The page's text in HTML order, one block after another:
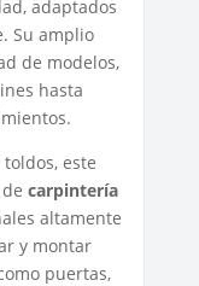
adaptados
Su amplio
de modelos,
hasta
este
carpintería
altamente
y montar
puertas,